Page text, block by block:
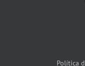
Política